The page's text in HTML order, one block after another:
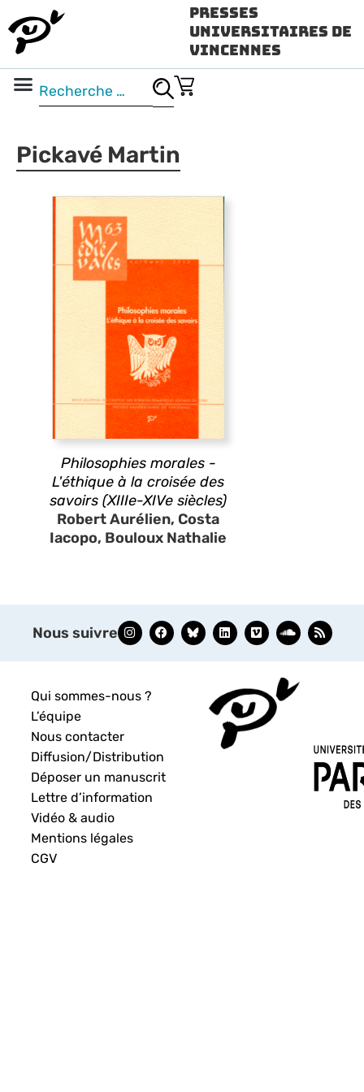
Presses
Universitaires de
Vincennes
Pickavé Martin
Philosophies morales -
L'éthique à la croisée des
savoirs (XIIIe-XIVe siècles)
Robert Aurélien, Costa
Iacopo, Bouloux Nathalie
Nous suivre
Qui sommes-nous ?
L’équipe
Nous contacter
Diffusion/Distribution
Déposer un manuscrit
Lettre d’information
Vidéo & audio
Mentions légales
CGV